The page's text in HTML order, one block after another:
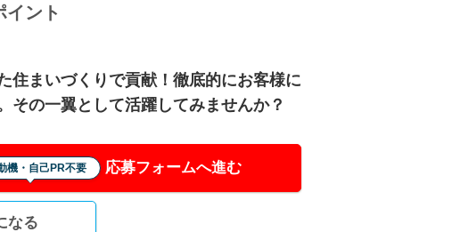
イント
住まいづくりで貢献！徹底的にお客様に
その一翼として活躍してみませんか？
機・自己PR不要 応募フォームへ進む
なる